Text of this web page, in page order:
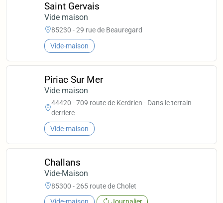
Saint Gervais
Vide maison
85230 - 29 rue de Beauregard
Vide-maison
Piriac Sur Mer
Vide maison
44420 - 709 route de Kerdrien - Dans le terrain
derriere
Vide-maison
Challans
Vide-Maison
85300 - 265 route de Cholet